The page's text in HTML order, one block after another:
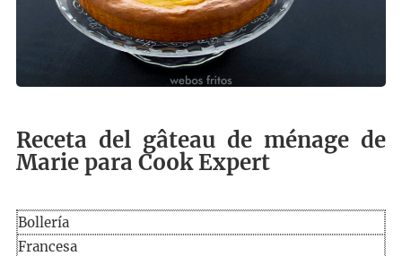
Receta del gâteau de ménage de
Marie para Cook Expert
Bollería
Francesa